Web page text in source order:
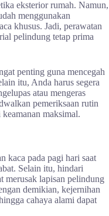
eksterior rumah. Namun,
menggunakan
khusus. Jadi, perawatan
pelindung tetap prima
penting guna mencegah
itu, Anda harus segera
atau mengeras
pemeriksaan rutin
maksimal.
kaca pada pagi hari saat
Selain itu, hindari
merusak lapisan pelindung
demikian, kejernihan
cahaya alami dapat